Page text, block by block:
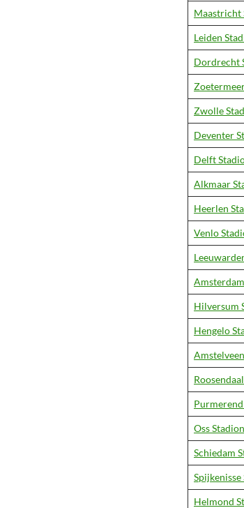
Maastricht
Leiden
Dordrecht
Zwolle
Deventer
Delft
Alkmaar
Heerlen
Venlo
Hilversum
Hengelo
Purmerend
Oss
Schiedam
Spijkenisse
Helmond